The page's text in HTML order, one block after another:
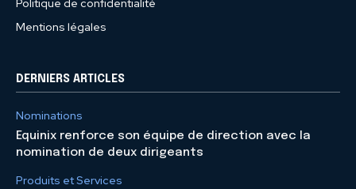
Politique de confidentialité
Mentions légales
DERNIERS ARTICLES
Nominations
Equinix renforce son équipe de direction avec la
nomination de deux dirigeants
Produits et Services